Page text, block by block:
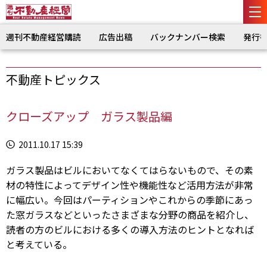
週刊不動産経営購読 広告出稿 バックナンバー検索 発行
不動産トピックス
クローズアップ ガラス製品編
2011.10.17 15:39
ガラス製品はビルにおいてなくてはらないもので、その素
材の特性によってデザイン性や機能性など活用方法が非常
に幅広い。今回はパーティションやこれからの季節にあっ
た窓ガラスなどといったさまざまな分野の商品を紹介し、
読者の方のビルにおける多くの導入方法のヒントとなれば
と考えている。